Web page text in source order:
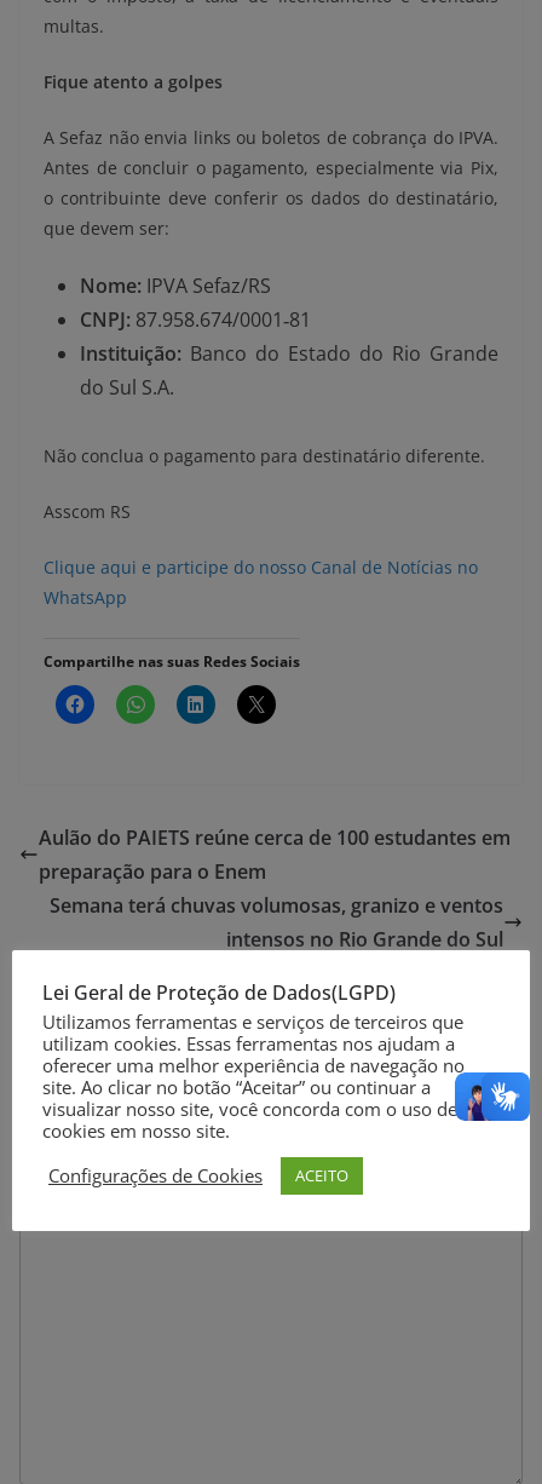
multas.
Fique atento a golpes
A Sefaz não envia links ou boletos de cobrança do IPVA.
Antes de concluir o pagamento, especialmente via Pix,
o contribuinte deve conferir os dados do destinatário,
que devem ser:
Nome: IPVA Sefaz/RS
CNPJ: 87.958.674/0001‑81
Instituição: Banco do Estado do Rio Grande
do Sul S.A.
Não conclua o pagamento para destinatário diferente.
Asscom RS
Clique aqui e participe do nosso Canal de Notícias no
WhatsApp
Compartilhe nas suas Redes Sociais
Aulão do PAIETS reúne cerca de 100 estudantes em
preparação para o Enem
Semana terá chuvas volumosas, granizo e ventos
intensos no Rio Grande do Sul
Deixe um comentário
O seu endereço de e-mail não será publicado.
Campos
obrigatórios são marcados com
Lei Geral de Proteção de Dados(LGPD)
Utilizamos ferramentas e serviços de terceiros que
utilizam cookies. Essas ferramentas nos ajudam a
oferecer uma melhor experiência de navegação no
site. Ao clicar no botão “Aceitar” ou continuar a
visualizar nosso site, você concorda com o uso de
cookies em nosso site.
Configurações de Cookies
ACEITO